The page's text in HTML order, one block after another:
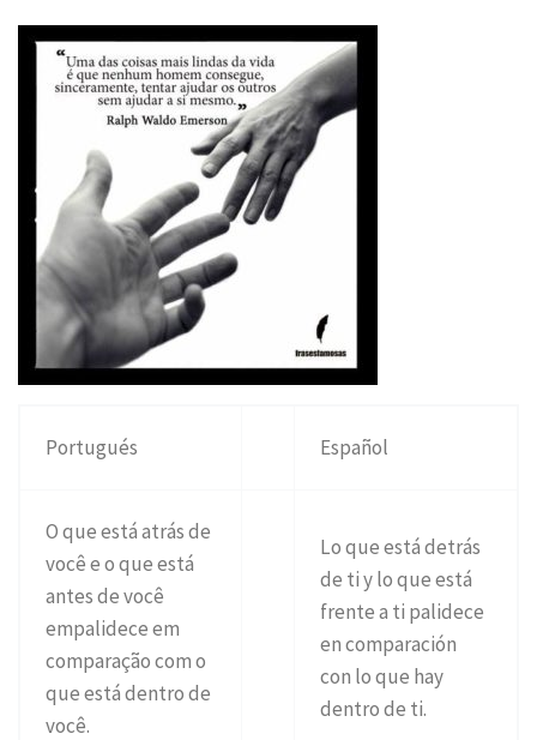
Portugués Español
O que está atrás de
você e o que está
antes de você
empalidece em
comparação com o
que está dentro de
você.
Lo que está detrás
de ti y lo que está
frente a ti palidece
en comparación
con lo que hay
dentro de ti.